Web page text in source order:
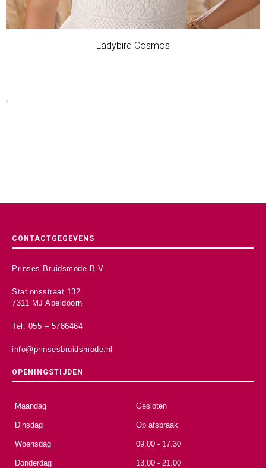
Ladybird Cosmos
CONTACTGEGEVENS
Prinses Bruidsmode B.V.
Stationsstraat 132
7311 MJ Apeldoorn
Tel: 055 – 5786464
info@prinsesbruidsmode.nl
OPENINGSTIJDEN
Maandag Gesloten
Dinsdag Op afspraak
Woensdag 09.00 - 17.30
Donderdag 13.00 - 21.00